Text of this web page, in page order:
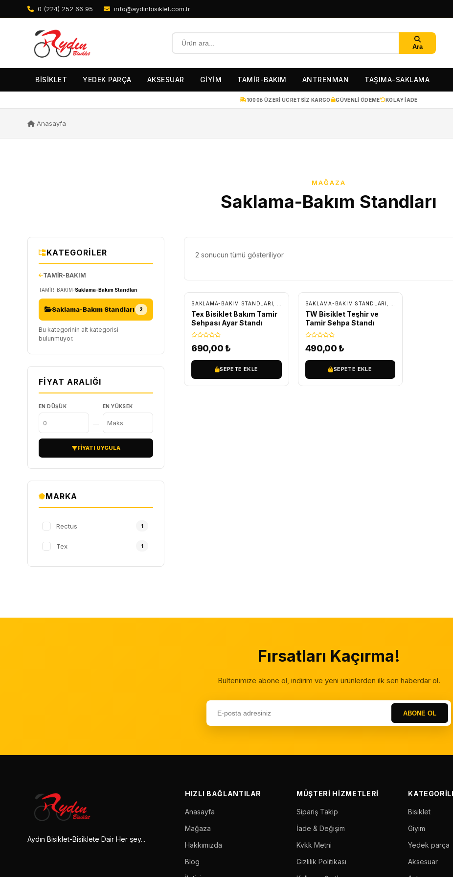
0 (224) 252 66 95 info@aydinbisiklet.com.tr
Ara
BİSİKLET YEDEK PARÇA AKSESUAR GİYİM TAMİR-BAKIM ANTRENMAN TAŞIMA-SAKLAMA
1000₺ ÜZERI ÜCRETSIZ KARGO GÜVENLI ÖDEME KOLAY IADE
Anasayfa
MAĞAZA
Saklama-Bakım Standları
KATEGORILER
TAMİR-BAKIM
TAMİR-BAKIM Saklama-Bakım Standları
Saklama-Bakım Standları 2
Bu kategorinin alt kategorisi
bulunmuyor.
FIYAT ARALIĞI
EN DÜŞÜK
—
EN YÜKSEK
FIYATI UYGULA
MARKA
Rectus 1
Tex 1
2 sonucun tümü gösteriliyor
SAKLAMA-BAKIM STANDLARI TAMİR-BAKIM
Tex Bisiklet Bakım Tamir
Sehpası Ayar Standı
690,00 ₺
SEPETE EKLE
SAKLAMA-BAKIM STANDLARI
TW Bisiklet Teşhir ve
Tamir Sehpa Standı
490,00 ₺
SEPETE EKLE
Fırsatları Kaçırma!
Bültenimize abone ol, indirim ve yeni ürünlerden ilk sen haberdar ol.
ABONE OL
Aydın Bisiklet-Bisiklete Dair Her şey...
HIZLI BAĞLANTILAR
Anasayfa
Mağaza
Hakkımızda
Blog
MÜŞTERI HIZMETLERI
Sipariş Takip
İade & Değişim
Kvkk Metni
Gizlilik Politikası
Bisiklet
Giyim
Yedek parça
Aksesuar